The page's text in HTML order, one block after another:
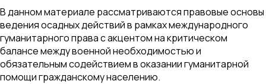
В данном материале рассматриваются правовые основы
ведения осадных действий в рамках международного
гуманитарного права с акцентом на критическом
балансе между военной необходимостью и
обязательным содействием в оказании гуманитарной
помощи гражданскому населению.